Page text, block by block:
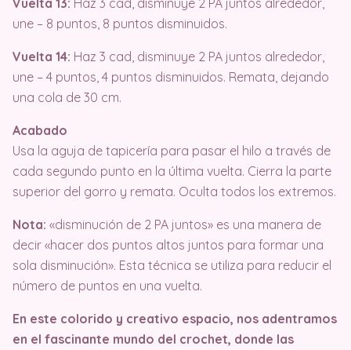
une – 8 puntos, 8 puntos disminuidos.
Vuelta 14: Haz 3 cad, disminuye 2 PA juntos alrededor,
une – 4 puntos, 4 puntos disminuidos. Remata, dejando
una cola de 30 cm.
Acabado
Usa la aguja de tapicería para pasar el hilo a través de
cada segundo punto en la última vuelta. Cierra la parte
superior del gorro y remata. Oculta todos los extremos.
Nota: «disminución de 2 PA juntos» es una manera de
decir «hacer dos puntos altos juntos para formar una
sola disminución». Esta técnica se utiliza para reducir el
número de puntos en una vuelta.
En este colorido y creativo espacio, nos adentramos
en el fascinante mundo del crochet, donde las